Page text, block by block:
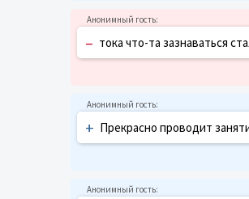
– тока что-та зазнаваться
+ Прекрасно проводит